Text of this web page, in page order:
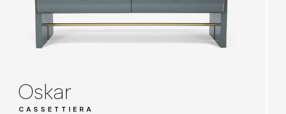
Oskar
CASSETTIERA